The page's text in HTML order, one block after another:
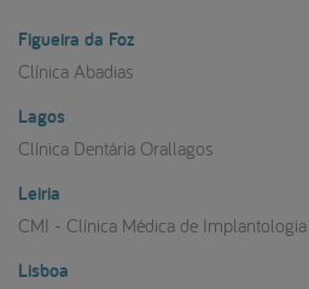
Figueira da Foz
Clínica Abadias
Lagos
Clínica Dentária Orallagos
Leiria
CMI - Clínica Médica de Implantologia
Lisboa